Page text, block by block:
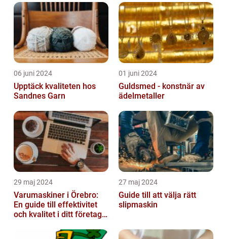
06 juni 2024
Upptäck kvaliteten hos
Sandnes Garn
01 juni 2024
Guldsmed - konstnär av
ädelmetaller
29 maj 2024
Varumaskiner i Örebro:
En guide till effektivitet
och kvalitet i ditt företags
27 maj 2024
Guide till att välja rätt
slipmaskin